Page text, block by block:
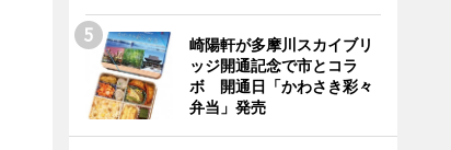
崎陽軒が多摩川スカイブリ
ッジ開通記念で市とコラ
ボ 開通日「かわさき彩々
弁当」発売